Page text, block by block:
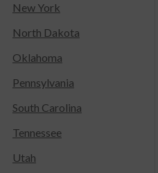
New York
North Dakota
Oklahoma
Pennsylvania
South Carolina
Tennessee
Utah